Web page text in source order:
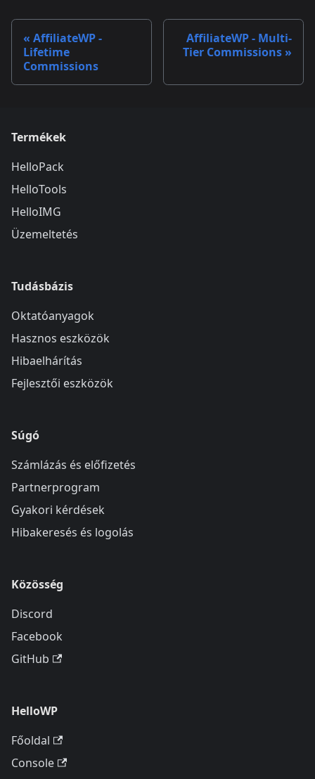
AffiliateWP -
Lifetime
Commissions
AffiliateWP - Multi-
Tier Commissions
Termékek
HelloPack
HelloTools
HelloIMG
Üzemeltetés
Tudásbázis
Oktatóanyagok
Hasznos eszközök
Hibaelhárítás
Fejlesztői eszközök
Súgó
Számlázás és előfizetés
Partnerprogram
Gyakori kérdések
Hibakeresés és logolás
Közösség
Discord
Facebook
GitHub
HelloWP
Főoldal
Console